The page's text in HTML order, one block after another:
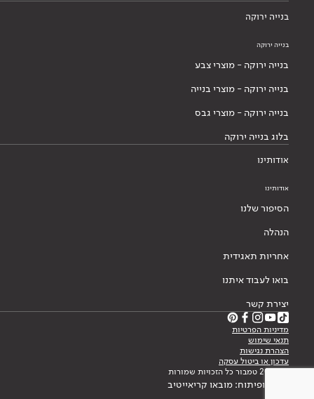
בנייה ירוקה
בנייה ירוקה
בנייה ירוקה - מוצרי צבע
בנייה ירוקה - מוצרי בנייה
בנייה ירוקה - מוצרי גבס
בלוג בנייה ירוקה
אודותינו
אודותינו
הסיפור שלנו
הנהלה
אחריות תאגידית
בואו לעבוד איתנו
יצירת קשר
מדיניות הפרטיות
תנאי שימוש
הצהרת נגישות
עדכון או ביטול עסקה
© 2026 טמבור כל הזכויות שמורות
עיצוב ופיתוח: מובאו קריאייטיב